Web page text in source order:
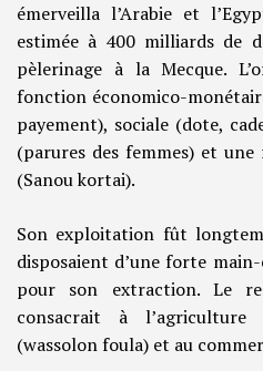
émerveilla l’Arabie et
estimée à 400 milliards de
pèlerinage à la Mecque.
fonction économico-
payement), sociale (dote,
(parures des femmes) et
(Sanou kortai).
Son exploitation fût
disposaient d’une forte
pour son extraction. Le
consacrait à l’agriculture
(wassolon foula) et au